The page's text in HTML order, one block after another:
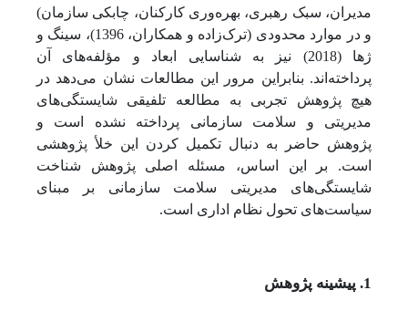
مدیران، سبک رهبری، بهره‌وری کارکنان، چابکی سازمان)
و در موارد محدودی (ترک‌زاده و همکاران، 1396)، سینگ و
ژها (2018) نیز به شناسایی ابعاد و مؤلفه‌های آن
پرداخته‌اند. بنابراین مرور این مطالعات نشان می‌دهد در
هیچ پژوهش تجربی به مطالعه تلفیقی شایستگی‌های
مدیریتی و سلامت سازمانی پرداخته نشده است و
پژوهش حاضر به دنبال تکمیل کردن این خلأ پژوهشی
است. بر این اساس، مسئله اصلی پژوهش شناخت
شایستگی‌های مدیریتی سلامت سازمانی بر مبنای
سیاست‌های تحول نظام اداری است.
1. پیشینه پژوهش